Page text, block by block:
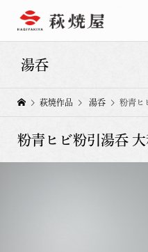
湯呑
萩焼作品 湯呑 粉青ヒ
粉青ヒビ粉引湯呑